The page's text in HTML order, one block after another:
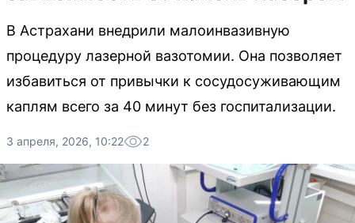
В Астрахани внедрили малоинвазивную
процедуру лазерной вазотомии. Она позволяет
избавиться от привычки к сосудосуживающим
каплям всего за 40 минут без госпитализации.
3 апреля, 2026, 10:22 2